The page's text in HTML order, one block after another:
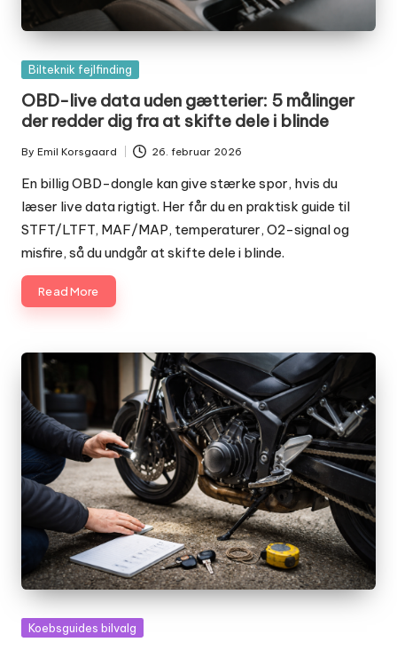
Posted
Bilteknik fejlfinding
OBD-live data uden gætterier: 5 målinger
der redder dig fra at skifte dele i blinde
Posted
by
By Emil Korsgaard 26. februar 2026
En billig OBD-dongle kan give stærke spor, hvis du
læser live data rigtigt. Her får du en praktisk guide til
STFT/LTFT, MAF/MAP, temperaturer, O2-signal og
misfire, så du undgår at skifte dele i blinde.
Read More
Posted
Koebsguides bilvalg